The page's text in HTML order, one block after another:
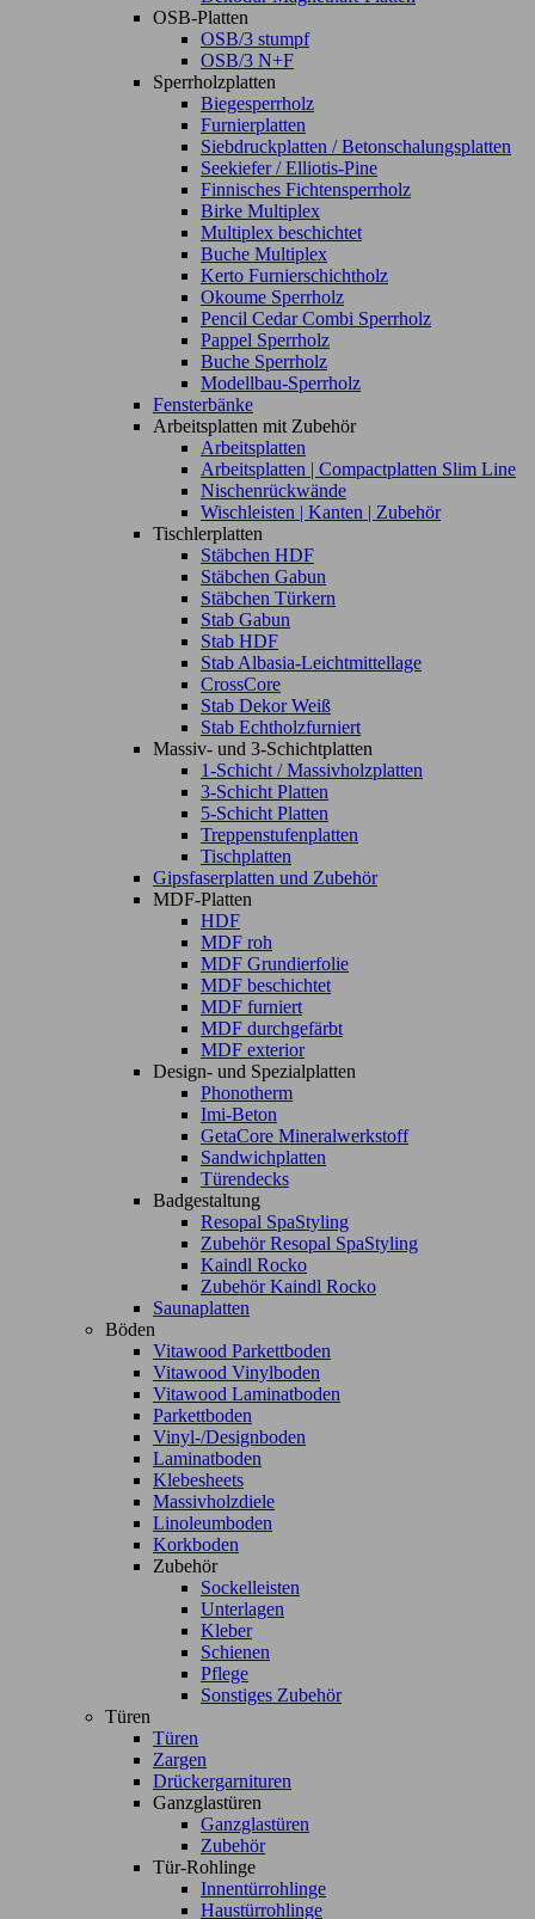
OSB-Platten
OSB/3 stumpf
OSB/3 N+F
Sperrholzplatten
Biegesperrholz
Furnierplatten
Siebdruckplatten / Betonschalungsplatten
Seekiefer / Elliotis-Pine
Finnisches Fichtensperrholz
Birke Multiplex
Multiplex beschichtet
Buche Multiplex
Kerto Furnierschichtholz
Okoume Sperrholz
Pencil Cedar Combi Sperrholz
Pappel Sperrholz
Buche Sperrholz
Modellbau-Sperrholz
Fensterbänke
Arbeitsplatten mit Zubehör
Arbeitsplatten
Arbeitsplatten | Compactplatten Slim Line
Nischenrückwände
Wischleisten | Kanten | Zubehör
Tischlerplatten
Stäbchen HDF
Stäbchen Gabun
Stäbchen Türkern
Stab Gabun
Stab HDF
Stab Albasia-Leichtmittellage
CrossCore
Stab Dekor Weiß
Stab Echtholzfurniert
Massiv- und 3-Schichtplatten
1-Schicht / Massivholzplatten
3-Schicht Platten
5-Schicht Platten
Treppenstufenplatten
Tischplatten
Gipsfaserplatten und Zubehör
MDF-Platten
HDF
MDF roh
MDF Grundierfolie
MDF beschichtet
MDF furniert
MDF durchgefärbt
MDF exterior
Design- und Spezialplatten
Phonotherm
Imi-Beton
GetaCore Mineralwerkstoff
Sandwichplatten
Türendecks
Badgestaltung
Resopal SpaStyling
Zubehör Resopal SpaStyling
Kaindl Rocko
Zubehör Kaindl Rocko
Saunaplatten
Böden
Vitawood Parkettboden
Vitawood Vinylboden
Vitawood Laminatboden
Parkettboden
Vinyl-/Designboden
Laminatboden
Klebesheets
Massivholzdiele
Linoleumboden
Korkboden
Zubehör
Sockelleisten
Unterlagen
Kleber
Schienen
Pflege
Sonstiges Zubehör
Türen
Türen
Zargen
Drückergarnituren
Ganzglastüren
Ganzglastüren
Zubehör
Tür-Rohlinge
Innentürrohlinge
Haustürrohlinge